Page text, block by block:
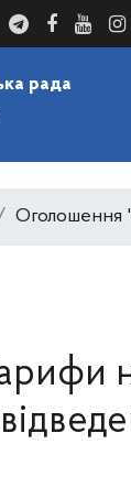
рада
Оголошення